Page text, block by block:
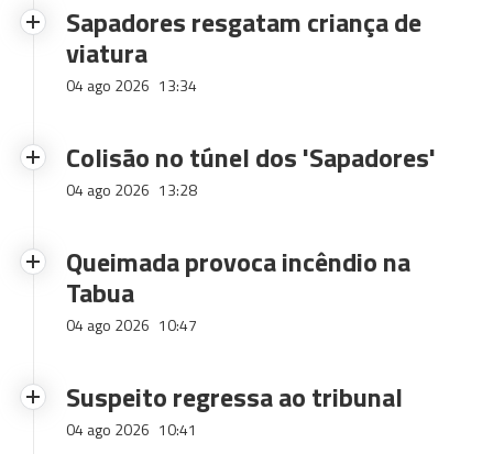
Sapadores resgatam criança de
viatura
04 ago 2026 13:34
Colisão no túnel dos 'Sapadores'
04 ago 2026 13:28
Queimada provoca incêndio na
Tabua
04 ago 2026 10:47
Suspeito regressa ao tribunal
04 ago 2026 10:41